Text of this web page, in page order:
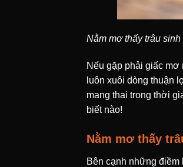
Nằm mơ thấy trâu sinh
Nếu gặp phải giấc
luôn xuôi dòng thuận
mang thai trong thời
biết nào!
Nằm mơ thấy
Bên cạnh những điềm